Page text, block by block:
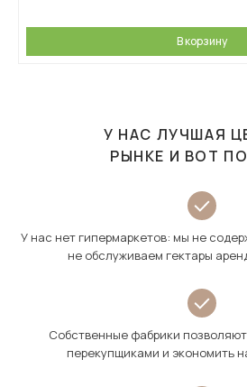
В корзину
У НАС ЛУЧШАЯ
РЫНКЕ И ВОТ
У нас нет гипермаркетов: мы не
не обслуживаем гектары
Собственные фабрики
перекупщиками и экономить